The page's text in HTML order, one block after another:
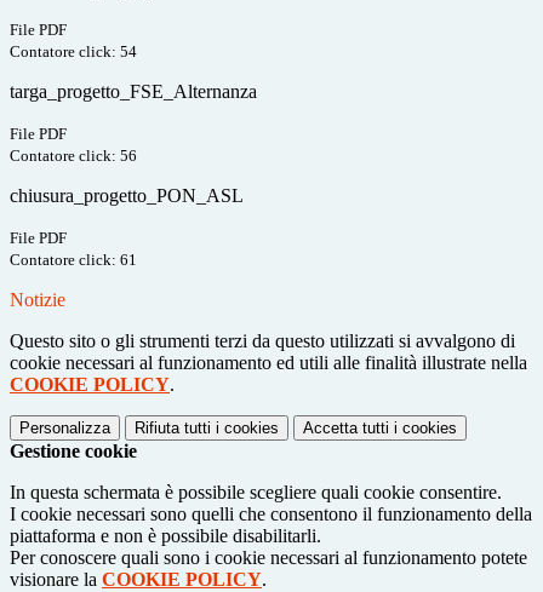
File PDF
Contatore click: 54
targa_progetto_FSE_Alternanza
File PDF
Contatore click: 56
chiusura_progetto_PON_ASL
File PDF
Contatore click: 61
Notizie
Questo sito o gli strumenti terzi da questo utilizzati si avvalgono di
cookie necessari al funzionamento ed utili alle finalità illustrate nella
COOKIE POLICY.
Personalizza Rifiuta tutti i cookies Accetta tutti i cookies
Gestione cookie
In questa schermata è possibile scegliere quali cookie consentire.
I cookie necessari sono quelli che consentono il funzionamento della
piattaforma e non è possibile disabilitarli.
Per conoscere quali sono i cookie necessari al funzionamento potete
visionare la COOKIE POLICY.